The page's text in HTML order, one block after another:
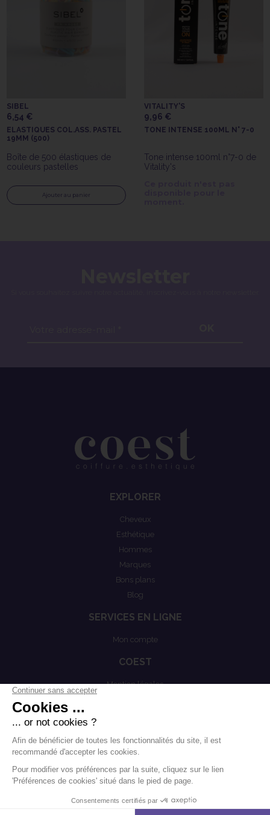
SIBEL
6,54 €
ELASTIQUES COL.ASS. PASTEL
19MM (500)
Boîte de 500 élastiques de
couleurs pastelles
Ajouter au panier
VITALITY'S
9,96 €
TONE INTENSE 100ML N° 7-0
Tone intense 100ml n°7-0 de
Vitality's
EXPLORER
Cheveux
Esthétique
Hommes
Marques
Bons plans
Blog
SERVICES EN LIGNE
Mon compte
COEST
Mention légales
Mentions légales.Contact.Modifier les cookies-Agence Boondooa